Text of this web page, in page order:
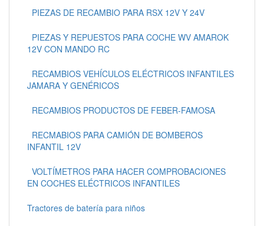
PIEZAS DE RECAMBIO PARA RSX 12V Y 24V
PIEZAS Y REPUESTOS PARA COCHE WV AMAROK
12V CON MANDO RC
RECAMBIOS VEHÍCULOS ELÉCTRICOS INFANTILES
JAMARA Y GENÉRICOS
RECAMBIOS PRODUCTOS DE FEBER-FAMOSA
RECMABIOS PARA CAMIÓN DE BOMBEROS
INFANTIL 12V
VOLTÍMETROS PARA HACER COMPROBACIONES
EN COCHES ELÉCTRICOS INFANTILES
Tractores de batería para niños